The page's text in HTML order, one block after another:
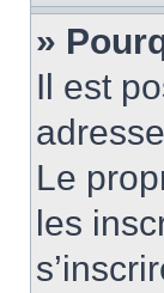
»
Il est
Le
les